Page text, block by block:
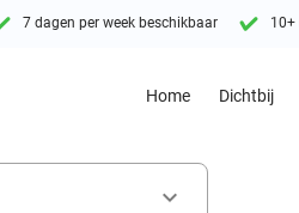
7 dagen per week beschikbaar 10+
Home Dichtbij
keyboard_arrow_down